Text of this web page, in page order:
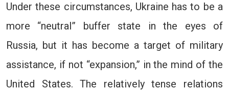
Under these circumstances, Ukraine has to be a
more “neutral” buffer state in the eyes of
Russia, but it has become a target of military
assistance, if not “expansion,” in the mind of the
United States. The relatively tense relations